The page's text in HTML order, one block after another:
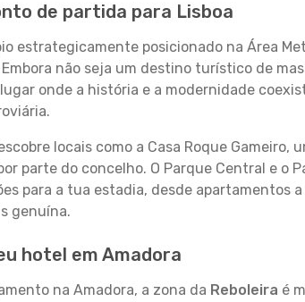
de partida para Lisboa
estrategicamente posicionado na Área
não seja um destino turístico de
onde a história e a modernidade
locais como a Casa Roque
parte do concelho. O Parque Central e o
para a tua estadia, desde
genuína.
hotel em Amadora
na Amadora, a zona da Reboleira é